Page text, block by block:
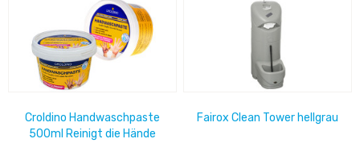
Croldino Handwaschpaste
500ml Reinigt die Hände
Fairox Clean Tower hellgrau